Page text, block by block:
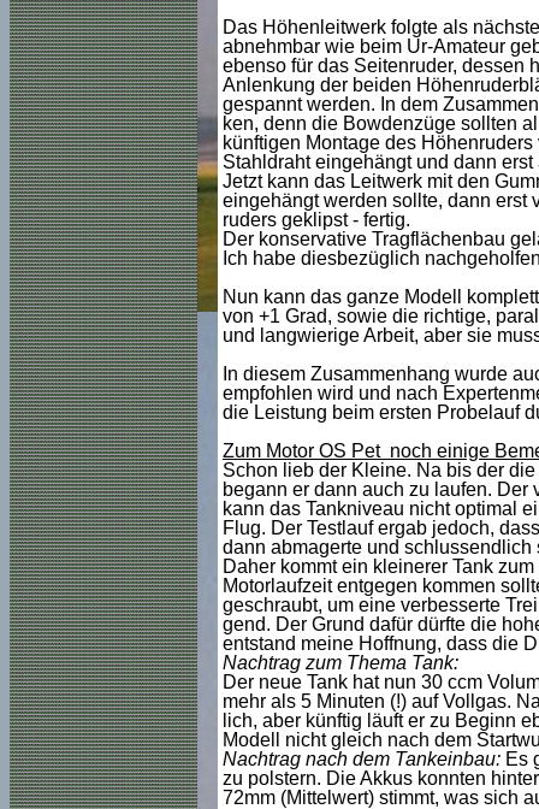
Das Höhenleitwerk folgte als
abnehmbar wie beim Ur-Amateur
ebenso für das Seitenruder, dessen
Anlenkung der beiden
gespannt werden. In dem
ken, denn die Bowdenzüge sollten
künftigen Montage des
Stahldraht eingehängt und dann
Jetzt kann das Leitwerk mit den
eingehängt werden sollte, dann erst
ruders geklipst - fertig.
Der konservative Tragflächenbau
Ich habe diesbezüglich
Nun kann das ganze Modell
von +1 Grad, sowie die richtige,
und langwierige Arbeit, aber sie
In diesem Zusammenhang wurde
empfohlen wird und nach
die Leistung beim ersten Probelauf
Zum Motor OS Pet noch einige
Schon lieb der Kleine. Na bis der
begann er dann auch zu laufen.
kann das Tankniveau nicht optimal
Flug. Der Testlauf ergab jedoch,
dann abmagerte und schlussendlich
Daher kommt ein kleinerer Tank
Motorlaufzeit entgegen kommen
geschraubt, um eine verbesserte
gend. Der Grund dafür dürfte die
entstand meine Hoffnung, dass die
Nachtrag zum Thema Tank:
Der neue Tank hat nun 30 ccm
mehr als 5 Minuten (!) auf Vollgas.
lich, aber künftig läuft er zu Beginn
Modell nicht gleich nach dem
Nachtrag nach dem Tankeinbau: Es
zu polstern. Die Akkus konnten
72mm (Mittelwert) stimmt, was sich